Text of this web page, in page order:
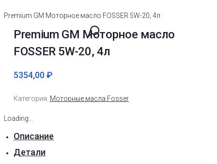
Premium GM Моторное масло FOSSER 5W-20, 4л
Premium GM Моторное масло
FOSSER 5W-20, 4л
5354,00₽
Категория: Моторные масла Fosser
Loading...
Описание
Детали